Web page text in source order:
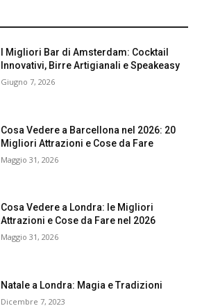
I Migliori Bar di Amsterdam: Cocktail
Innovativi, Birre Artigianali e Speakeasy
Giugno 7, 2026
Cosa Vedere a Barcellona nel 2026: 20
Migliori Attrazioni e Cose da Fare
Maggio 31, 2026
Cosa Vedere a Londra: le Migliori
Attrazioni e Cose da Fare nel 2026
Maggio 31, 2026
Natale a Londra: Magia e Tradizioni
Dicembre 7, 2023